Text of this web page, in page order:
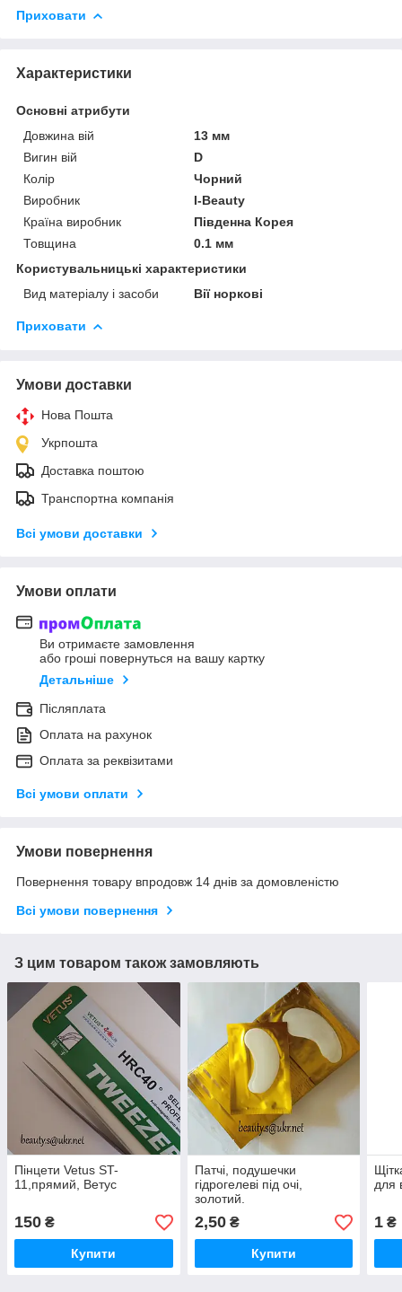
Приховати
Характеристики
Основні атрибути
Довжина вій
13 мм
Вигин вій
D
Колір
Чорний
Виробник
I-Beauty
Країна виробник
Південна Корея
Товщина
0.1 мм
Користувальницькі характеристики
Вид матеріалу і засоби
Вії норкові
Приховати
Умови доставки
Нова Пошта
Укрпошта
Доставка поштою
Транспортна компанія
Всі умови доставки
Умови оплати
Ви отримаєте замовлення
або гроші повернуться на вашу картку
Детальніше
Післяплата
Оплата на рахунок
Оплата за реквізитами
Всі умови оплати
Умови повернення
Повернення товару впродовж 14 днів за домовленістю
Всі умови повернення
З цим товаром також замовляють
Пінцети Vetus ST-
11,прямий, Ветус
150 ₴
Купити
Патчі, подушечки
гідрогелеві під очі,
золотий.
2,50₴
Купити
для
1 ₴